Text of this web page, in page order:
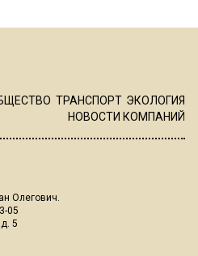
ТРАНСПОРТ ЭКОЛОГИЯ
НОВОСТИ КОМПАНИЙ
Олегович.
05
5